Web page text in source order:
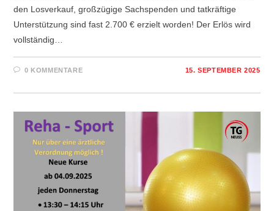
den Losverkauf, großzügige Sachspenden und tatkräftige
Unterstützung sind fast 2.700 € erzielt worden! Der Erlös wird
vollständig…
0 KOMMENTARE 15. SEPTEMBER 2025